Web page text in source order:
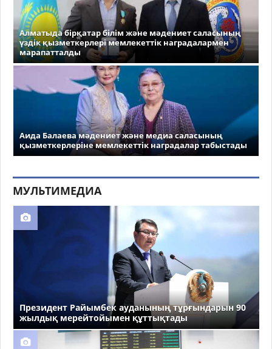
Алматыда бірқатар білім және мәдениет саласының
үздік қызметкерлері мемлекеттік наградалармен
марапатталды
Аида Балаева мәдениет және медиа саласының
қызметкерлеріне мемлекеттік наградалар табыстады
МУЛЬТИМЕДИА
Президент Райымбек ауданының тұрғындарын 90
жылдық мерейтойымен құттықтады